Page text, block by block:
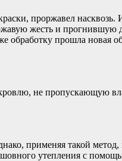
проржавел насквозь.
жесть и прогнившую
обработку прошла новая
не пропускающую
применяя такой метод,
утепления с